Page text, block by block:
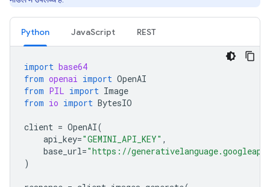
Python JavaScript REST
import base64
from openai import OpenAI
from PIL import Image
from io import BytesIO
client = OpenAI(
api_key="GEMINI_API_KEY" ,
base_url="https://
)